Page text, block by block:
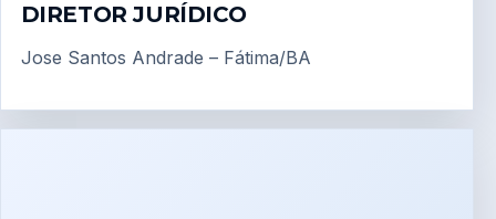
DIRETOR JURÍDICO
Jose Santos Andrade – Fátima/BA